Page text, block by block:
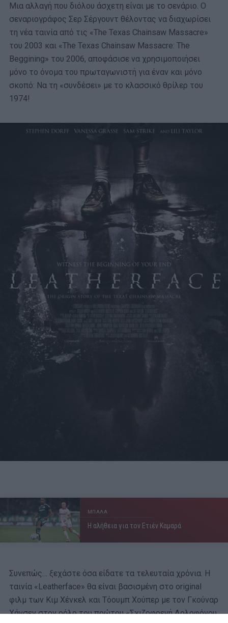
Μια αλλαγή που διόλου άσχετη είναι με το σενάριο. Ο
σεναριογράφος Σερ Σέργουντ θέλοντας να διαχωρίσει
τη νέα ταινία από τις «The Texas Chainsaw Massacre»
του 2003 και «The Texas Chainsaw Massacre: The
Beggining» του 2006, αποφάσισε να χρησιμοποιήσει
μόνο το όνομα του πρωταγωνιστή για έναν και μόνο
σκοπό: Να τη «συνδέσει» με το κλασσικό θρίλερ του
1974!
ΜΠΑΛΑ
Η αλήθεια για τον Ετιέν Καμαρά
Συνεπώς… ξεχάστε όσα είδατε τα τελευταία χρόνια. Η
ταινία «Leatherface» θα είναι βασισμένη στο original
φιλμ των Κιμ Χένκελ και Τόουμπ Χούπερ με τον Γκούναρ
Χάνσεν στον ρόλο του πρώτου «Σχιζοφρενή Δολοφόνου